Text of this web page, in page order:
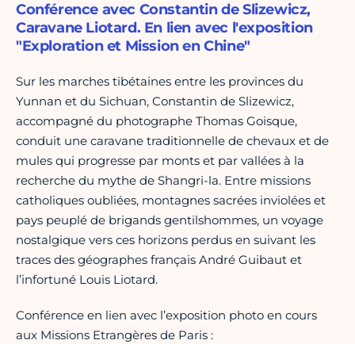
Conférence avec Constantin de Slizewicz,
Caravane Liotard. En lien avec l'exposition
"Exploration et Mission en Chine"
Sur les marches tibétaines entre les provinces du
Yunnan et du Sichuan, Constantin de Slizewicz,
accompagné du photographe Thomas Goisque,
conduit une caravane traditionnelle de chevaux et de
mules qui progresse par monts et par vallées à la
recherche du mythe de Shangri-la. Entre missions
catholiques oubliées, montagnes sacrées inviolées et
pays peuplé de brigands gentilshommes, un voyage
nostalgique vers ces horizons perdus en suivant les
traces des géographes français André Guibaut et
l’infortuné Louis Liotard.
Conférence en lien avec l’exposition photo en cours
aux Missions Etrangères de Paris :